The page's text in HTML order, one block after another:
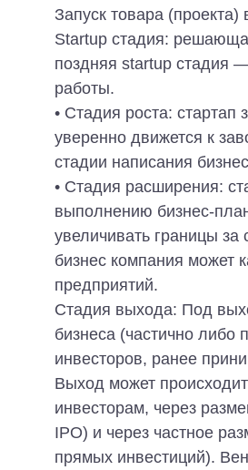
Запуск товара
Startup стадия:
поздняя startup стадия
работы.
• Стадия роста:
уверенно движется к
стадии написания
• Стадия расширения:
выполнению бизнес-
увеличивать границы за
бизнес компания может
предприятий.
Стадия выхода: Под
бизнеса (частично либо
инвесторов, ранее
Выход может
инвесторам, через
IPO) и через частное
прямых инвестиций).